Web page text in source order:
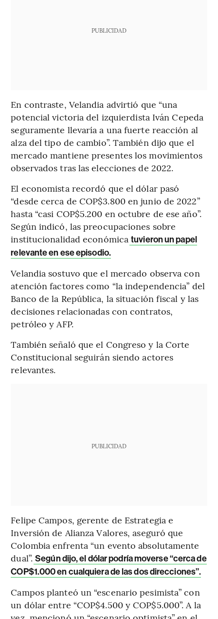
PUBLICIDAD
En contraste, Velandia advirtió que “una
potencial victoria del izquierdista Iván Cepeda
seguramente llevaría a una fuerte reacción al
alza del tipo de cambio”. También dijo que el
mercado mantiene presentes los movimientos
observados tras las elecciones de 2022.
El economista recordó que el dólar pasó
“desde cerca de COP$3.800 en junio de 2022”
hasta “casi COP$5.200 en octubre de ese año”.
Según indicó, las preocupaciones sobre
institucionalidad económica tuvieron un papel
relevante en ese episodio.
Velandia sostuvo que el mercado observa con
atención factores como “la independencia” del
Banco de la República, la situación fiscal y las
decisiones relacionadas con contratos,
petróleo y AFP.
También señaló que el Congreso y la Corte
Constitucional seguirán siendo actores
relevantes.
PUBLICIDAD
Felipe Campos, gerente de Estrategia e
Inversión de Alianza Valores, aseguró que
Colombia enfrenta “un evento absolutamente
dual”. Según dijo, el dólar podría moverse “cerca de
COP$1.000 en cualquiera de las dos direcciones”.
Campos planteó un “escenario pesimista” con
un dólar entre “COP$4.500 y COP$5.000”. A la